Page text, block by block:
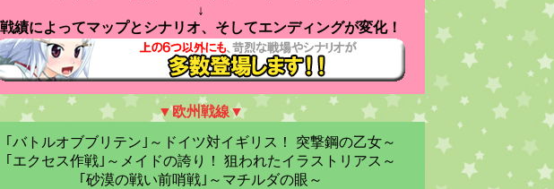
↓
戦績によってマップとシナリオ、そしてエンディングが変化！
▼欧州戦線▼
｢バトルオブブリテン｣～ドイツ対イギリス！ 突撃鋼の乙女～
｢エクセス作戦｣～メイドの誇り！ 狙われたイラストリアス～
｢砂漠の戦い前哨戦｣～マチルダの眼～